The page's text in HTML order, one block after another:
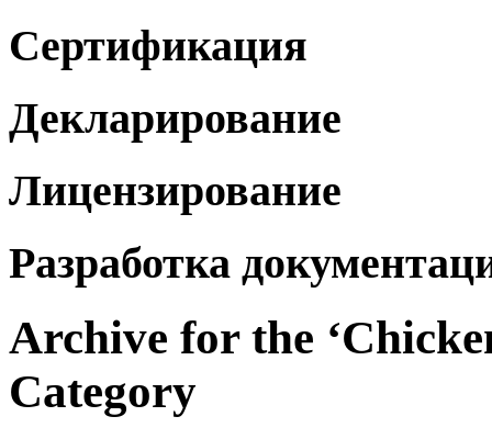
Сертификация
Декларирование
Лицензирование
Разработка
Archive for the
Category